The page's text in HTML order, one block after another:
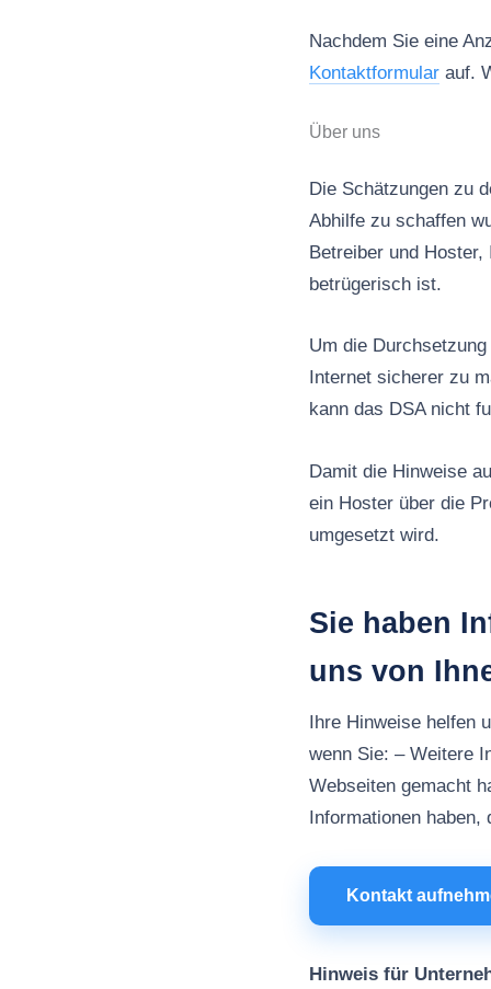
Nachdem Sie eine
Kontaktformular auf.
Über uns
Die Schätzungen zu
Abhilfe zu schaffen
Betreiber und
betrügerisch ist.
Um die
Internet sicherer zu
kann das DSA nicht
Damit die Hinweise
ein Hoster über die
umgesetzt wird.
Sie haben
uns von
Ihre Hinweise helfen
wenn Sie: – Weitere
Webseiten gemacht
Informationen
Kontakt
Hinweis für